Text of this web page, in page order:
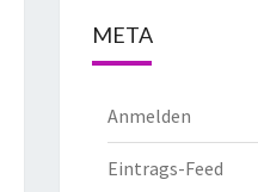
META
Anmelden
Eintrags-Feed